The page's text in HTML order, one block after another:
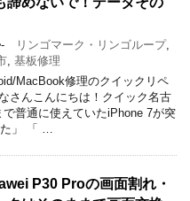
- リンゴマーク・リンゴループ,
基板修理
MacBook修理のクイックリペ
さんこんにちは！クイック名古
普通に使えていたiPhone 7が突
」 「 …
P30 Proの画面割れ・